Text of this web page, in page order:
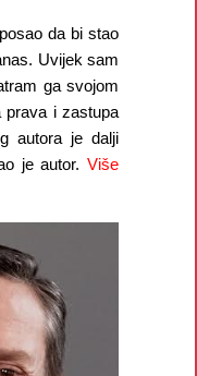
da bi stao
Uvijek sam
ga svojom
prava i zastupa
autora je dalji
je autor. Više